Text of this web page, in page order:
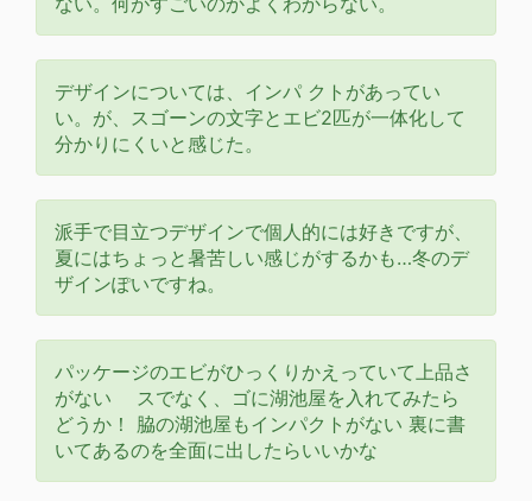
デザインについては、インパ クトがあってい
い。が、スゴーンの文字とエビ2匹が一体化して
分かりにくいと感じた。
派手で目立つデザインで個人的には好きですが、
夏にはちょっと暑苦しい感じがするかも…冬のデ
ザインぽいですね。
パッケージのエビがひっくりかえっていて上品さ
がない スでなく、ゴに湖池屋を入れてみたら
どうか！ 脇の湖池屋もインパクトがない 裏に書
いてあるのを全面に出したらいいかな